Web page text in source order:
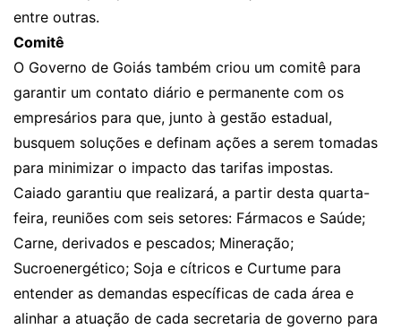
entre outras.
Comitê
O Governo de Goiás também criou um comitê para
garantir um contato diário e permanente com os
empresários para que, junto à gestão estadual,
busquem soluções e definam ações a serem tomadas
para minimizar o impacto das tarifas impostas.
Caiado garantiu que realizará, a partir desta quarta-
feira, reuniões com seis setores: Fármacos e Saúde;
Carne, derivados e pescados; Mineração;
Sucroenergético; Soja e cítricos e Curtume para
entender as demandas específicas de cada área e
alinhar a atuação de cada secretaria de governo para